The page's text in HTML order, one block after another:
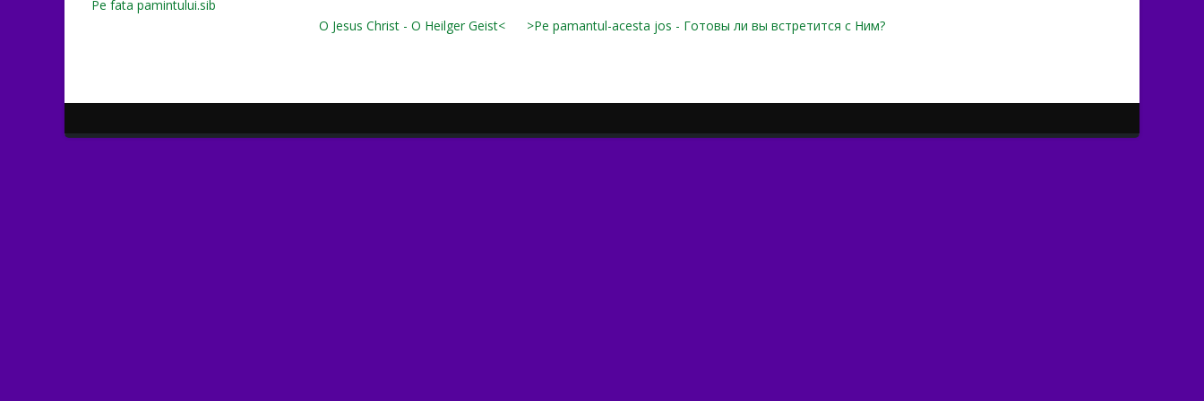
Pe fata pamintului.sib
O Jesus Christ - O Heilger Geist<
>Pe pamantul-acesta jos - Готовы ли вы встретится с Ним?